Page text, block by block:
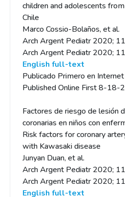
children and adolescents
Chile
Marco Cossio-Bolaños, et al.
Arch Argent Pediatr 2020;
Arch Argent Pediatr 2020;
English full-text
Publicado Primero en
Published Online First 8-18-
Factores de riesgo de lesión
coronarias en niños con
Risk factors for coronary
with Kawasaki disease
Junyan Duan, et al.
Arch Argent Pediatr 2020;
Arch Argent Pediatr 2020;
English full-text